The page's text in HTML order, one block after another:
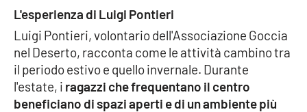
Lacapitalenews.it
Ilreggino.it
Cosenzachannel.it
L'esperienza di Luigi Pontieri
Luigi Pontieri, volontario dell'Associazione Goccia
nel Deserto, racconta come le attività cambino tra
il periodo estivo e quello invernale. Durante
l'estate, i ragazzi che frequentano il centro
beneficiano di spazi aperti e di un ambiente più